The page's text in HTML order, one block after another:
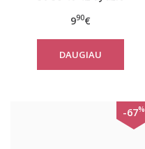
Spotlight Hipster String
990€
DAUGIAU
-67%